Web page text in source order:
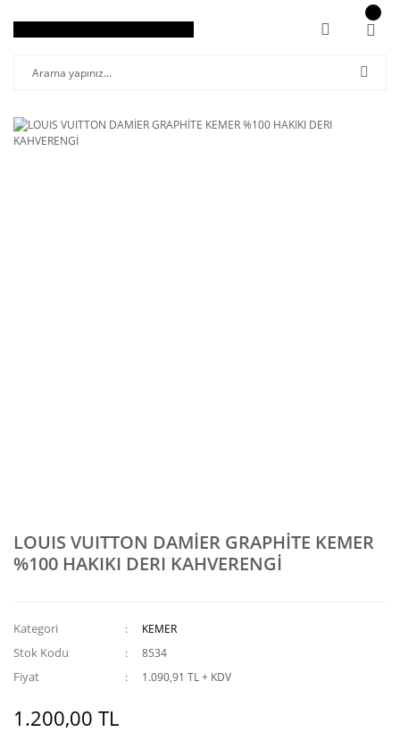
LOUIS VUITTON DAMİER GRAPHİTE KEMER
%100 HAKIKI DERI KAHVERENGİ
Kategori KEMER
Stok Kodu 8534
Fiyat 1.090,91 TL + KDV
1.200,00 TL